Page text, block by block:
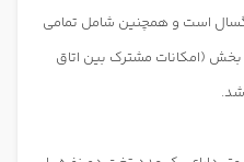
از 2 مهمانان بزرگسال است و همچنین شامل تمامی
(امکانات مشترک بین اتاق